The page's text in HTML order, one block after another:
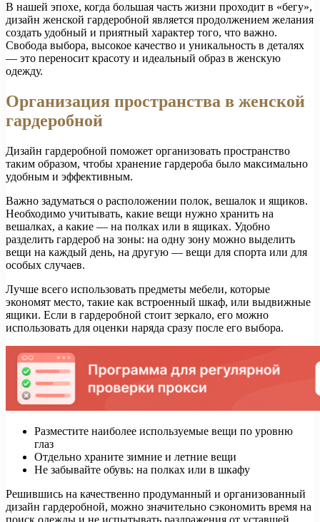
В нашей эпохе, когда большая часть жизни проходит в «бегу»,
дизайн женской гардеробной является продолжением желания
создать удобный и приятный характер того, что важно.
Свобода выбора, высокое качество и уникальность в деталях
— это переносит красоту и идеальный образ в женскую
одежду.
Организация пространства в женской
гардеробной
Дизайн гардеробной поможет организовать пространство
таким образом, чтобы хранение гардероба было максимально
удобным и эффективным.
Важно задуматься о расположении полок, вешалок и ящиков.
Необходимо учитывать, какие вещи нужно хранить на
вешалках, а какие — на полках или в ящиках. Удобно
разделить гардероб на зоны: на одну зону можно выделить
вещи на каждый день, на другую — вещи для спорта или для
особых случаев.
Лучше всего использовать предметы мебели, которые
экономят место, такие как встроенный шкаф, или выдвижные
ящики. Если в гардеробной стоит зеркало, его можно
использовать для оценки наряда сразу после его выбора.
Разместите наиболее используемые вещи по уровню
глаз
Отдельно храните зимние и летние вещи
Не забывайте обувь: на полках или в шкафу
Решившись на качественно продуманный и организованный
дизайн гардеробной, можно значительно сэкономить время на
поиск одежды и не испытывать раздражения от уставшей